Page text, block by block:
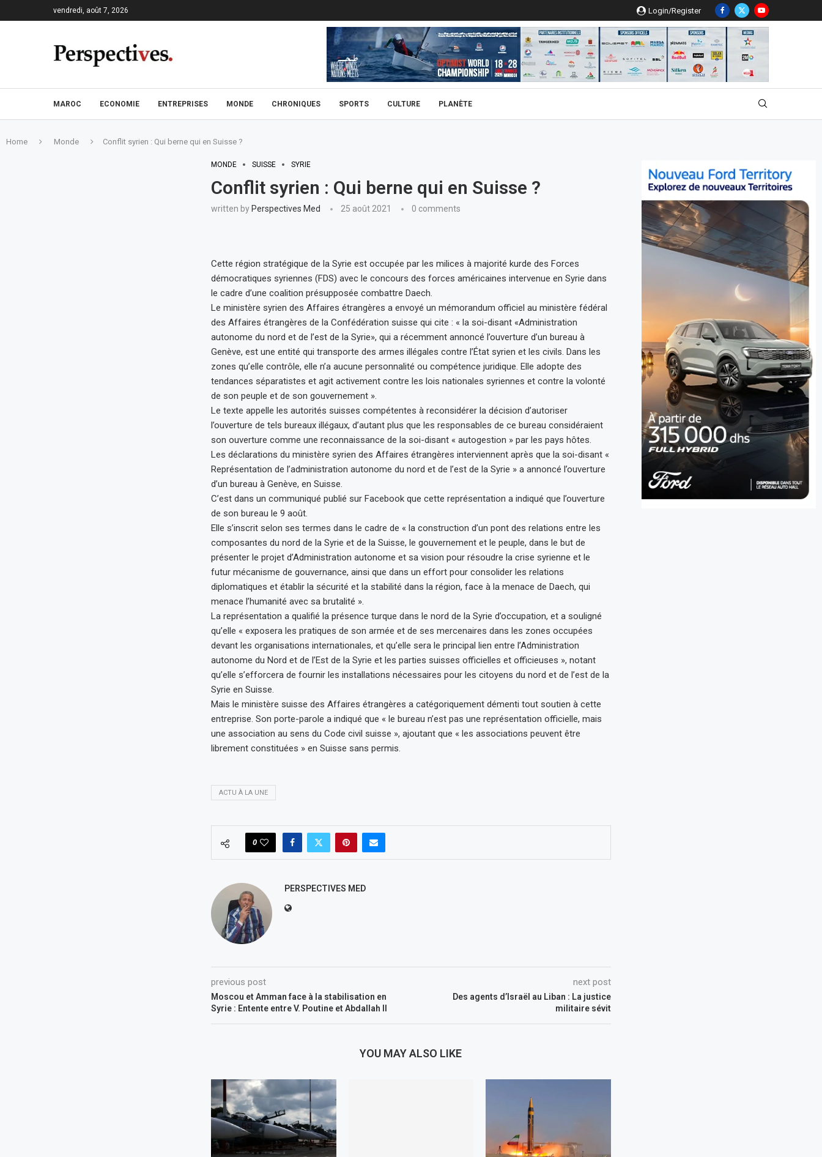
vendredi, août 7, 2026 Login/Register
MAROC ECONOMIE ENTREPRISES MONDE CHRONIQUES SPORTS CULTURE PLANÈTE
Home Monde Conflit syrien : Qui berne qui en Suisse ?
MONDE SUISSE SYRIE
Conflit syrien : Qui berne qui en Suisse ?
written by Perspectives Med 25 août 2021 0 comments
Cette région stratégique de la Syrie est occupée par les milices à majorité kurde des Forces
démocratiques syriennes (FDS) avec le concours des forces américaines intervenue en Syrie dans
le cadre d’une coalition présupposée combattre Daech.
Le ministère syrien des Affaires étrangères a envoyé un mémorandum officiel au ministère fédéral
des Affaires étrangères de la Confédération suisse qui cite : « la soi-disant «Administration
autonome du nord et de l’est de la Syrie», qui a récemment annoncé l’ouverture d’un bureau à
Genève, est une entité qui transporte des armes illégales contre l’État syrien et les civils. Dans les
zones qu’elle contrôle, elle n’a aucune personnalité ou compétence juridique. Elle adopte des
tendances séparatistes et agit activement contre les lois nationales syriennes et contre la volonté
de son peuple et de son gouvernement ».
Le texte appelle les autorités suisses compétentes à reconsidérer la décision d’autoriser
l’ouverture de tels bureaux illégaux, d’autant plus que les responsables de ce bureau considéraient
son ouverture comme une reconnaissance de la soi-disant « autogestion » par les pays hôtes.
Les déclarations du ministère syrien des Affaires étrangères interviennent après que la soi-disant «
Représentation de l’administration autonome du nord et de l’est de la Syrie » a annoncé l’ouverture
d’un bureau à Genève, en Suisse.
C’est dans un communiqué publié sur Facebook que cette représentation a indiqué que l’ouverture
de son bureau le 9 août.
Elle s’inscrit selon ses termes dans le cadre de « la construction d’un pont des relations entre les
composantes du nord de la Syrie et de la Suisse, le gouvernement et le peuple, dans le but de
présenter le projet d’Administration autonome et sa vision pour résoudre la crise syrienne et le
futur mécanisme de gouvernance, ainsi que dans un effort pour consolider les relations
diplomatiques et établir la sécurité et la stabilité dans la région, face à la menace de Daech, qui
menace l’humanité avec sa brutalité ».
La représentation a qualifié la présence turque dans le nord de la Syrie d’occupation, et a souligné
qu’elle « exposera les pratiques de son armée et de ses mercenaires dans les zones occupées
devant les organisations internationales, et qu’elle sera le principal lien entre l’Administration
autonome du Nord et de l’Est de la Syrie et les parties suisses officielles et officieuses », notant
qu’elle s’efforcera de fournir les installations nécessaires pour les citoyens du nord et de l’est de la
Syrie en Suisse.
Mais le ministère suisse des Affaires étrangères a catégoriquement démenti tout soutien à cette
entreprise. Son porte-parole a indiqué que « le bureau n’est pas une représentation officielle, mais
une association au sens du Code civil suisse », ajoutant que « les associations peuvent être
librement constituées » en Suisse sans permis.
ACTU À LA UNE
0
PERSPECTIVES MED
previous post
Moscou et Amman face à la stabilisation en
Syrie : Entente entre V. Poutine et Abdallah II
next post
Des agents d’Israël au Liban : La justice
militaire sévit
YOU MAY ALSO LIKE